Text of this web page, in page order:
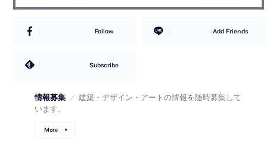
Follow Add Friends
Subscribe
情報募集 ／ 建築・デザイン・アートの情報を随時募集して
います。
More